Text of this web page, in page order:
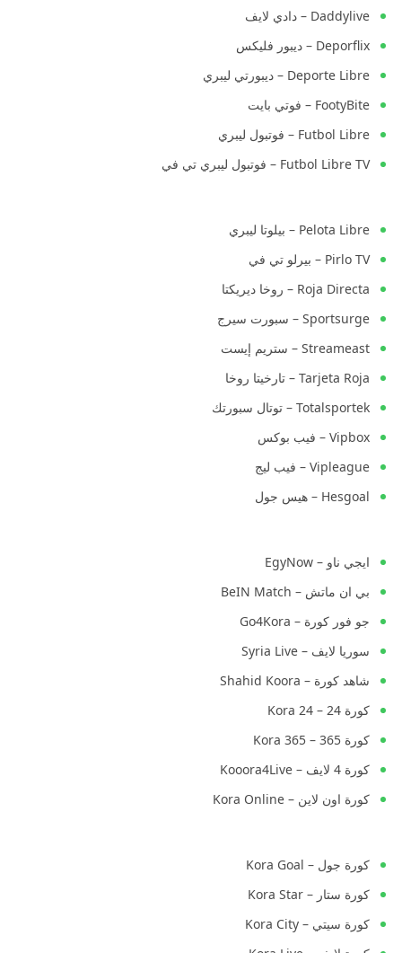
Daddylive – دادي لايف
Deporflix – ديبور فليكس
Deporte Libre – ديبورتي ليبري
FootyBite – فوتي بايت
Futbol Libre – فوتبول ليبري
Futbol Libre TV – فوتبول ليبري تي في
Pelota Libre – بيلوتا ليبري
Pirlo TV – بيرلو تي في
Roja Directa – روخا ديريكتا
Sportsurge – سبورت سيرج
Streameast – ستريم إيست
Tarjeta Roja – تارخيتا روخا
Totalsportek – توتال سبورتك
Vipbox – فيب بوكس
Vipleague – فيب ليج
Hesgoal – هيس جول
ايجي ناو – EgyNow
بي ان ماتش – BeIN Match
جو فور كورة – Go4Kora
سوريا لايف – Syria Live
شاهد كورة – Shahid Koora
كورة 24 – Kora 24
كورة 365 – Kora 365
كورة 4 لايف – Kooora4Live
كورة اون لاين – Kora Online
كورة جول – Kora Goal
كورة ستار – Kora Star
كورة سيتي – Kora City